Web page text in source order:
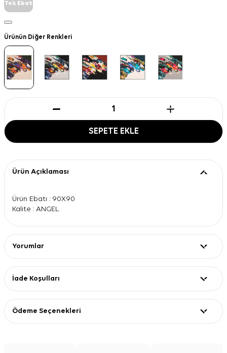
Tek Ebat
Ürünün Diğer Renkleri
SEPETE EKLE
Ürün Açıklaması
Ürün Ebatı : 90X90
Kalite : ANGEL
Yorumlar
İade Koşulları
Ödeme Seçenekleri